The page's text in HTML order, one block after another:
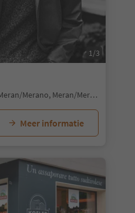
1/3
Merano/Meran, Meran/Merano, Meran/Merano and environs
Meer informatie